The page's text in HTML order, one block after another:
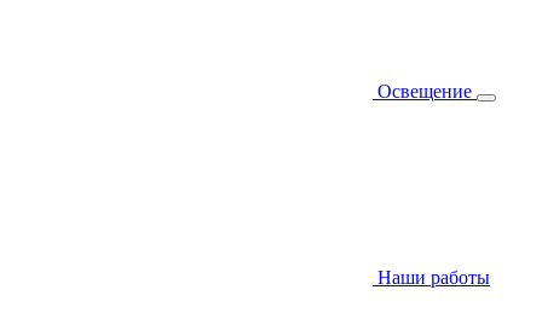
Освещение
Наши работы